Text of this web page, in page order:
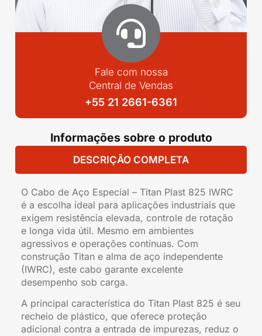
Fale com nossa
Central de Vendas
+55 21 2661-6361
Informações sobre o produto
DESCRIÇÃO COMPLETA
O Cabo de Aço Especial – Titan Plast 825 IWRC
é a escolha ideal para aplicações industriais que
exigem resistência elevada, controle de rotação
e longa vida útil. Mesmo em ambientes
agressivos e operações contínuas. Com
construção Titan e alma de aço independente
(IWRC), este cabo garante excelente
desempenho sob carga.
A principal característica do Titan Plast 825 é seu
recheio de plástico, que oferece proteção
adicional contra a entrada de impurezas, reduz o